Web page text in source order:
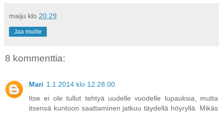
maiju klo 20.29
Jaa muille
8 kommenttia:
Mari 1.1.2014 klo 12.28.00
Itse ei ole tullut tehtyä uudelle vuodelle lupauksia, mutta
itsensä kuntoon saattaminen jatkuu täydellä höyryllä. Mikäs